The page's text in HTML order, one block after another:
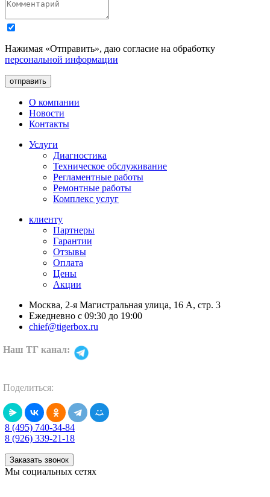
Нажимая «Отправить», даю согласие на обработку
персональной информации
отправить
О компании
Новости
Контакты
Услуги
Диагностика
Техническое обслуживание
Регламентные работы
Ремонтные работы
Комплекс услуг
клиенту
Партнеры
Гарантии
Отзывы
Оплата
Цены
Акции
Москва, 2-я Магистральная улица, 16 А, стр. 3
Ежедневно с 09:30 до 19:00
chief@tigerbox.ru
Наш TГ канал:
Поделиться:
8 (495) 740-34-84
8 (926) 339-21-18
Заказать звонок
Мы социальных сетях